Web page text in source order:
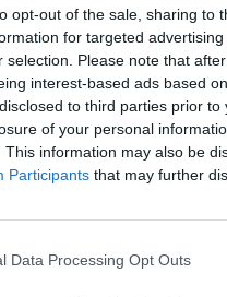
opt-out of the sale, sharing to
for targeted
selection. Please note that
interest-based ads based
to third parties prior
of your personal
This information may also be
Participants that may further
Data Processing Opt Outs
¿Por qué se publica
Top Descargas
Photoshop